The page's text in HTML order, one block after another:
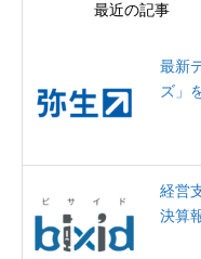
最近の記事
最新
ズ」
経営
決算